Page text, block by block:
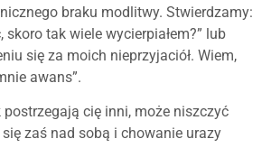
braku modlitwy. Stwierdzamy:
tak wiele wycierpiałem?” lub
się za moich nieprzyjaciół. Wiem,
awans”.
postrzegają cię inni, może niszczyć
zaś nad sobą i chowanie urazy